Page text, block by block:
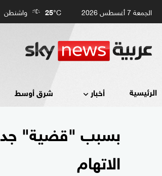
الجمعة 7 أغسطس 2026 25°C واشنطن
الرئيسية أخبار شرق أوسط
بسبب "قضية"
الاتهام